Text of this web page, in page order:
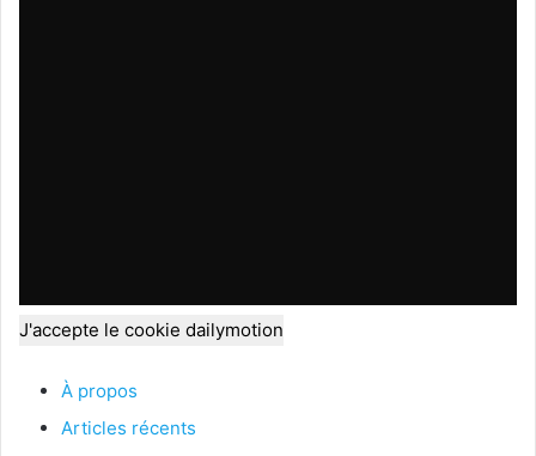
J'accepte le cookie dailymotion
À propos
Articles récents